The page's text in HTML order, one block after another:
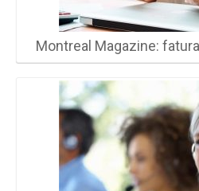
Montreal Magazine: